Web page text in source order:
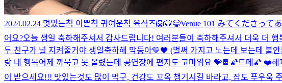
2024.02.24 멋있는척 이쁜척 귀여운척 육식즈🦁🐯😁Venue 101 みてくださって
어요?오늘 생일 축하해주셔서 감사드립니다! 여러분들이 축하해주셔서 더욱 더
두 친구가 널 지켜줄거야 생일축하해 막둥아💛🖤 (벌써 가지고 노는데 보는데 불
랑 내 행복어제 까묵고 못 올렸는데 공연장에 편지도 고마워요 💝🍫 🌠트메🌠 ❤️해
이 받으세요!!! 맛있는것도 많이 먹구, 건강도 꼬옥 챙기시길 바라고, 잠도 푸우욱